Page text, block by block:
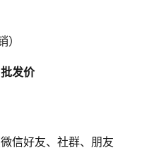
发价
信好友、社群、朋友